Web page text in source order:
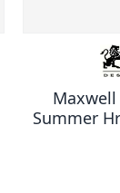
Summer